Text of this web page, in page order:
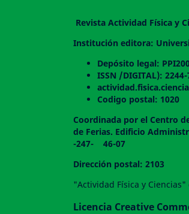
Revista Actividad Física y
Institución editora:
Depósito legal:
ISSN /DIGITAL): 2244-
Codigo postal: 1020
Coordinada por el Centro
de Ferias. Edificio
-247- 46-07
Dirección postal: 2103
"Actividad Física y
Licencia Creative